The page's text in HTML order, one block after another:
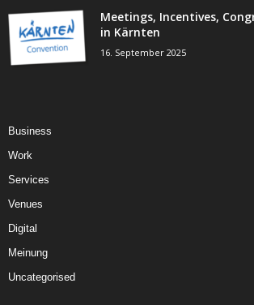
Meetings, Incentives,
in Kärnten
16. September 2025
Business
Work
Services
Venues
Digital
Meinung
Uncategorised